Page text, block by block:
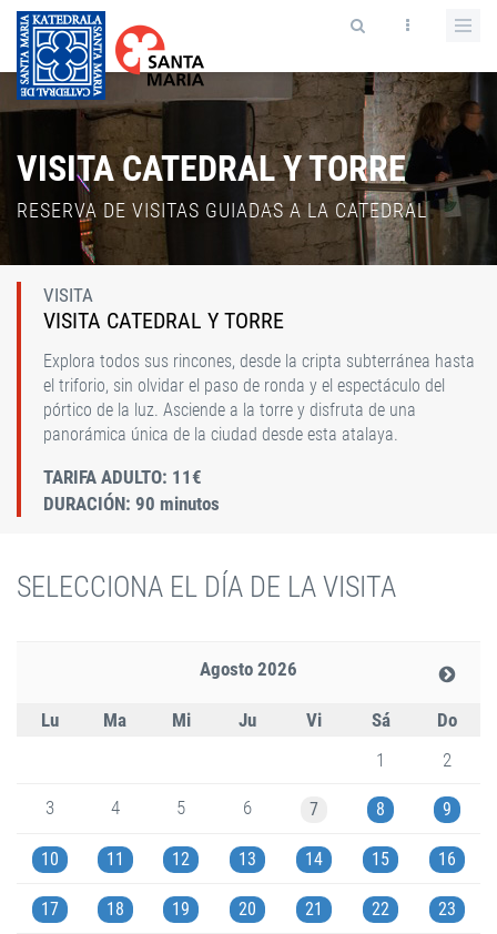
VISITA CATEDRAL Y TORRE
RESERVA DE VISITAS GUIADAS A LA CATEDRAL
VISITA
VISITA CATEDRAL Y TORRE
Explora todos sus rincones, desde la cripta subterránea hasta
el triforio, sin olvidar el paso de ronda y el espectáculo del
pórtico de la luz. Asciende a la torre y disfruta de una
panorámica única de la ciudad desde esta atalaya.
TARIFA ADULTO: 11€
DURACIÓN: 90 minutos
SELECCIONA EL DÍA DE LA VISITA
Agosto 2026
Lu Ma Mi Ju Vi Sá
Do
1
2
3 4 5 6 7 8 9
10 11 12 13 14 15 16
17 18 19 20 21 22 23